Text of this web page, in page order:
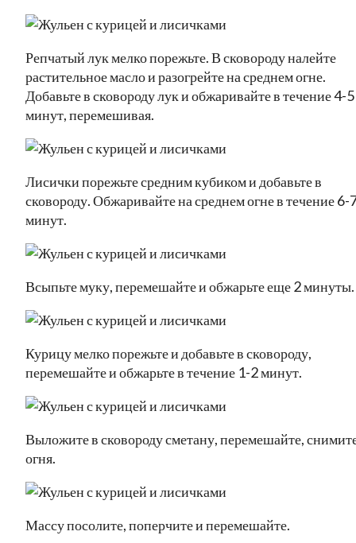
Репчатый лук мелко порежьте. В сковороду налейте
растительное масло и разогрейте на среднем огне.
Добавьте в сковороду лук и обжаривайте в течение 4-5
минут, перемешивая.
Лисички порежьте средним кубиком и добавьте в
сковороду. Обжаривайте на среднем огне в течение 6-
минут.
Всыпьте муку, перемешайте и обжарьте еще 2 минуты.
Курицу мелко порежьте и добавьте в сковороду,
перемешайте и обжарьте в течение 1-2 минут.
Выложите в сковороду сметану, перемешайте,
огня.
Массу посолите, поперчите и перемешайте.